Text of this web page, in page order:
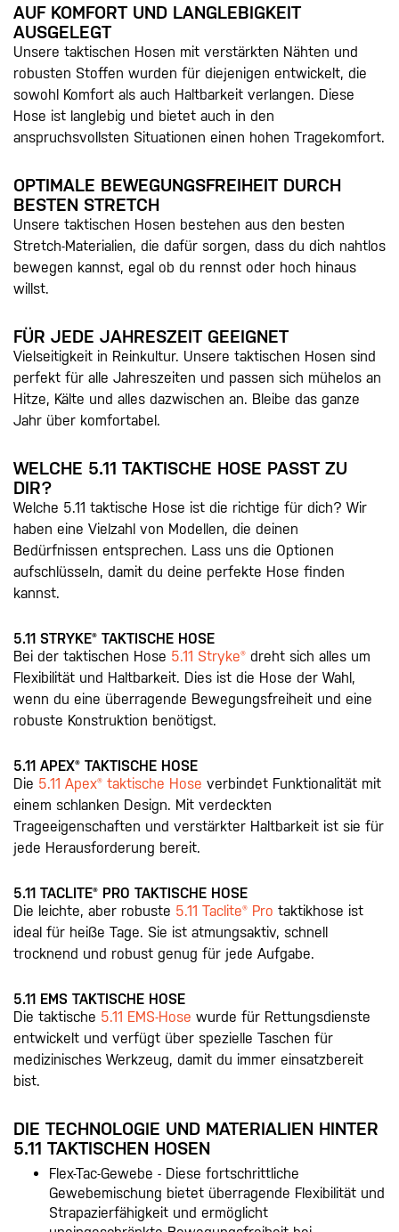
AUF KOMFORT UND LANGLEBIGKEIT
AUSGELEGT
Unsere taktischen Hosen mit verstärkten Nähten und
robusten Stoffen wurden für diejenigen entwickelt, die
sowohl Komfort als auch Haltbarkeit verlangen. Diese
Hose ist langlebig und bietet auch in den
anspruchsvollsten Situationen einen hohen Tragekomfort.
OPTIMALE BEWEGUNGSFREIHEIT DURCH
BESTEN STRETCH
Unsere taktischen Hosen bestehen aus den besten
Stretch-Materialien, die dafür sorgen, dass du dich nahtlos
bewegen kannst, egal ob du rennst oder hoch hinaus
willst.
FÜR JEDE JAHRESZEIT GEEIGNET
Vielseitigkeit in Reinkultur. Unsere taktischen Hosen sind
perfekt für alle Jahreszeiten und passen sich mühelos an
Hitze, Kälte und alles dazwischen an. Bleibe das ganze
Jahr über komfortabel.
WELCHE 5.11 TAKTISCHE HOSE PASST ZU
DIR?
Welche 5.11 taktische Hose ist die richtige für dich? Wir
haben eine Vielzahl von Modellen, die deinen
Bedürfnissen entsprechen. Lass uns die Optionen
aufschlüsseln, damit du deine perfekte Hose finden
kannst.
5.11 STRYKE® TAKTISCHE HOSE
Bei der taktischen Hose 5.11 Stryke® dreht sich alles um
Flexibilität und Haltbarkeit. Dies ist die Hose der Wahl,
wenn du eine überragende Bewegungsfreiheit und eine
robuste Konstruktion benötigst.
5.11 APEX® TAKTISCHE HOSE
Die 5.11 Apex® taktische Hose verbindet Funktionalität mit
einem schlanken Design. Mit verdeckten
Trageeigenschaften und verstärkter Haltbarkeit ist sie für
jede Herausforderung bereit.
5.11 TACLITE® PRO TAKTISCHE HOSE
Die leichte, aber robuste 5.11 Taclite® Pro taktikhose ist
ideal für heiße Tage. Sie ist atmungsaktiv, schnell
trocknend und robust genug für jede Aufgabe.
5.11 EMS TAKTISCHE HOSE
Die taktische 5.11 EMS-Hose wurde für Rettungsdienste
entwickelt und verfügt über spezielle Taschen für
medizinisches Werkzeug, damit du immer einsatzbereit
bist.
DIE TECHNOLOGIE UND MATERIALIEN HINTER
5.11 TAKTISCHEN HOSEN
Flex-Tac-Gewebe - Diese fortschrittliche
Gewebemischung bietet überragende Flexibilität und
Strapazierfähigkeit und ermöglicht